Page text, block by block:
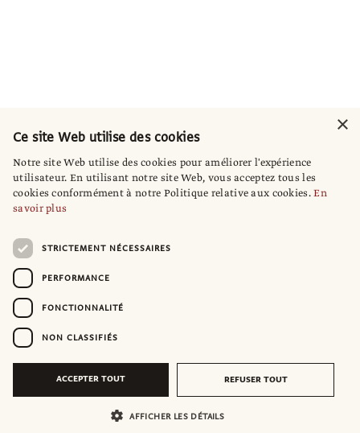
×
Ce site Web utilise des cookies
Notre site Web utilise des cookies pour améliorer l'expérience
utilisateur. En utilisant notre site Web, vous acceptez tous les
cookies conformément à notre Politique relative aux cookies.En
savoir plus
STRICTEMENT NÉCESSAIRES
PERFORMANCE
FONCTIONNALITÉ
NON CLASSIFIÉS
ACCEPTER TOUT REFUSER TOUT
AFFICHER LES DÉTAILS